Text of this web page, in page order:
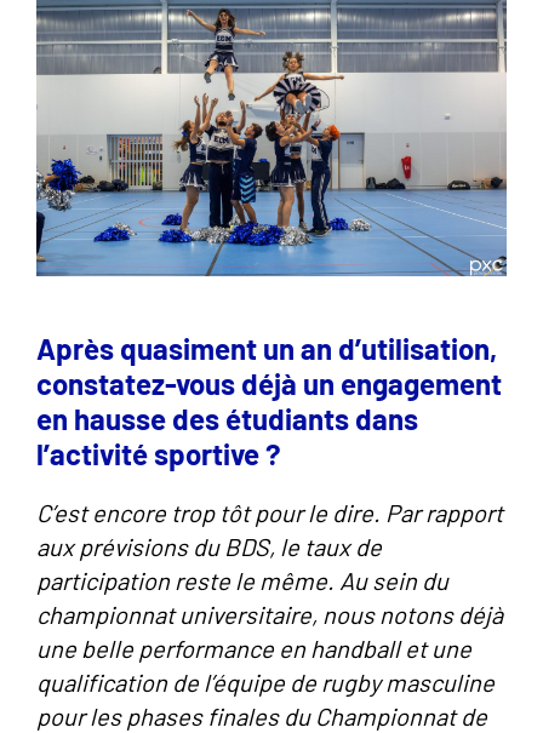
Après quasiment un an d’utilisation,
constatez-vous déjà un engagement
en hausse des étudiants dans
l’activité sportive ?
C’est encore trop tôt pour le dire. Par rapport
aux prévisions du BDS, le taux de
participation reste le même. Au sein du
championnat universitaire, nous notons déjà
une belle performance en handball et une
qualification de l’équipe de rugby masculine
pour les phases finales du Championnat de